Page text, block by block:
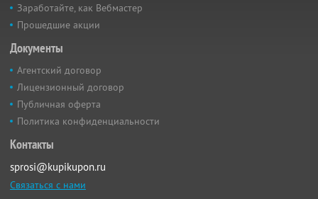
Заработайте, как Вебмастер
Прошедшие акции
Документы
Агентский договор
Лицензионный договор
Публичная оферта
Политика конфиденциальности
Контакты
sprosi@kupikupon.ru
Связаться с нами